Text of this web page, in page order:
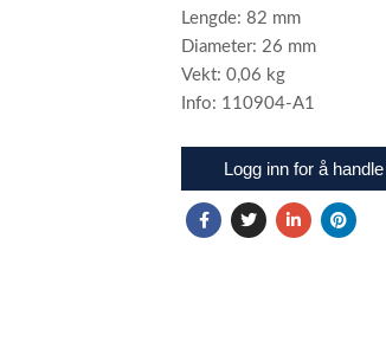
Lengde: 82 mm
Diameter: 26 mm
Vekt: 0,06 kg
Info: 110904-A1
Logg inn for å handle